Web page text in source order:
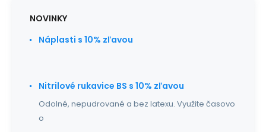
NOVINKY
Náplasti s 10% zľavou
Nitrilové rukavice BS s 10% zľavou
Odolné, nepudrované a bez latexu. Využite časovo
o